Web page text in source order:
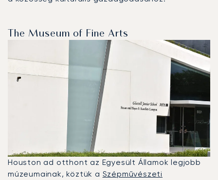
The Museum of Fine Arts
Houston ad otthont az Egyesült Államok legjobb
múzeumainak, köztük a Szépművészeti